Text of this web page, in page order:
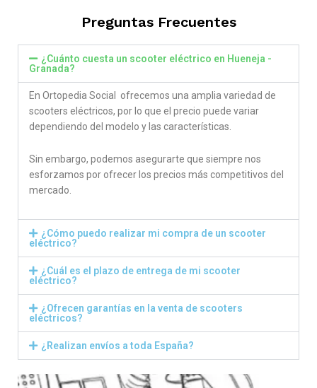
Preguntas Frecuentes
¿Cuánto cuesta un scooter eléctrico en Hueneja -
Granada?
En Ortopedia Social ofrecemos una amplia variedad de
scooters eléctricos, por lo que el precio puede variar
dependiendo del modelo y las características.
Sin embargo, podemos asegurarte que siempre nos
esforzamos por ofrecer los precios más competitivos del
mercado.
¿Cómo puedo realizar mi compra de un scooter
eléctrico?
¿Cuál es el plazo de entrega de mi scooter
eléctrico?
¿Ofrecen garantías en la venta de scooters
eléctricos?
¿Realizan envíos a toda España?